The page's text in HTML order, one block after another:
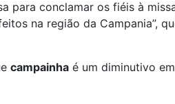
para conclamar os fiéis à
na região da Campania”,
campainha é um diminutivo